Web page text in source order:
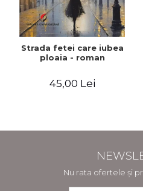
Strada fetei care iubea
ploaia - roman
45,00 Lei
Nu rata ofertele și